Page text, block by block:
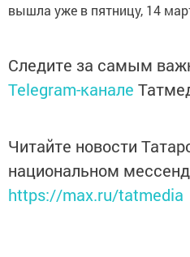
вышла уже в пятницу, 14
Следите за самым
Telegram-канале
Читайте новости
национальном
https://max.ru/tatmedia